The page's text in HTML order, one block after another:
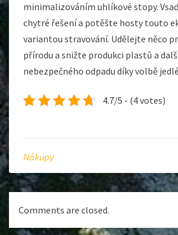
minimalizováním uhlíkové stopy.
chytré řešení a potěšte hosty touto
variantou stravování. Udělejte něco
přírodu a snižte produkci plastů a
nebezpečného odpadu díky volbě
4.7/5 - (4 votes)
Nákupy
Comments are closed.